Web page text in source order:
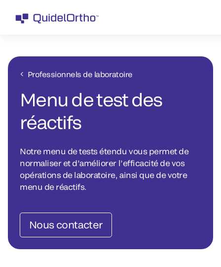
Professionnels de laboratoire
Menu de test des
réactifs
Notre menu de tests étendu vous permet de
normaliser et d’améliorer l’efficacité de vos
opérations de laboratoire, ainsi que de votre
menu de réactifs.
Nous contacter